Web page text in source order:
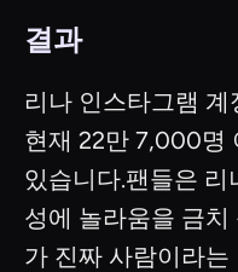
결과
리나 인스타그램
현재 22만 7,000명
있습니다.팬들은 리
성에 놀라움을 금
가 진짜 사람이라는